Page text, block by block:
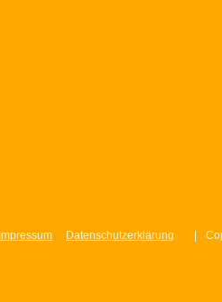
Impressum Datenschutzerklärung